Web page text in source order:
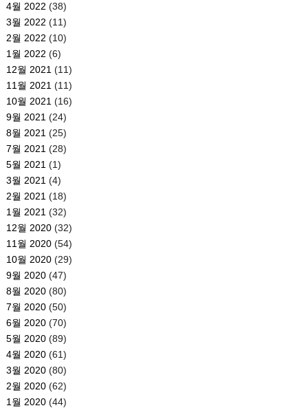
4월 2022 (38)
3월 2022 (11)
2월 2022 (10)
1월 2022 (6)
12월 2021 (11)
11월 2021 (11)
10월 2021 (16)
9월 2021 (24)
8월 2021 (25)
7월 2021 (28)
5월 2021 (1)
3월 2021 (4)
2월 2021 (18)
1월 2021 (32)
12월 2020(32)
11월 2020(54)
10월 2020(29)
9월 2020(47)
8월 2020(80)
7월 2020(50)
6월 2020(70)
5월 2020(89)
4월 2020(61)
3월 2020(80)
2월 2020(62)
1월 2020(44)